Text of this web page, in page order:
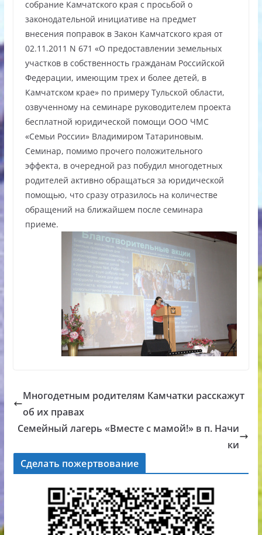
собрание Камчатского края с просьбой о
законодательной инициативе на предмет
внесения поправок в Закон Камчатского края от
02.11.2011 N 671 «О предоставлении земельных
участков в собственность гражданам Российской
Федерации, имеющим трех и более детей, в
Камчатском крае» по примеру Тульской области,
озвученному на семинаре руководителем проекта
бесплатной юридической помощи ООО ЧМС
«Семьи России» Владимиром Татариновым.
Семинар, помимо прочего положительного
эффекта, в очередной раз побудил многодетных
родителей активно обращаться за юридической
помощью, что сразу отразилось на количестве
обращений на ближайшем после семинара
приеме.
Многодетным родителям Камчатки расскажут
об их правах
Семейный лагерь «Вместе с мамой!» в п. Начи
ки
Сделать пожертвование